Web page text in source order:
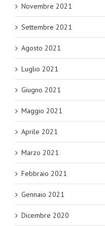
Novembre 2021
Settembre 2021
Agosto 2021
Luglio 2021
Giugno 2021
Maggio 2021
Aprile 2021
Marzo 2021
Febbraio 2021
Gennaio 2021
Dicembre 2020